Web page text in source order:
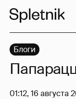
Блоги
01:12, 16 августа